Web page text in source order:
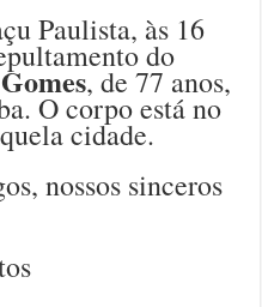
Paulista, às 16
do
, de 77 anos,
O corpo está no
cidade.
nossos sinceros